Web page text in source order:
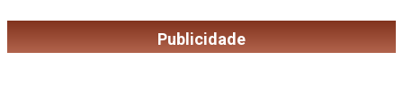
Publicidade